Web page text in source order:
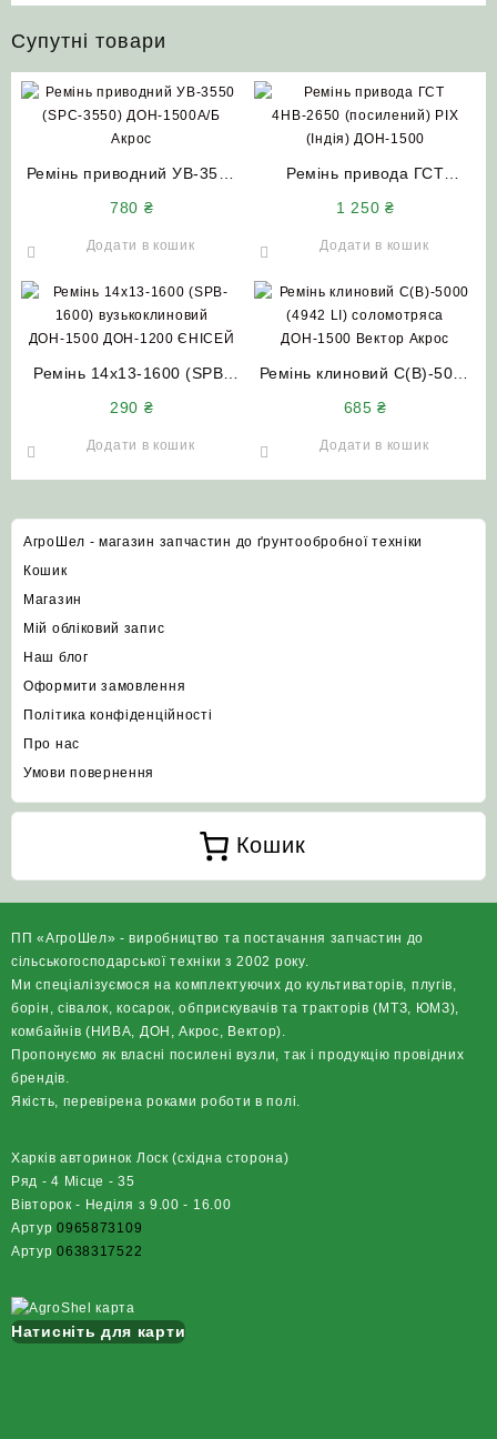
Супутні товари
Ремінь приводний УВ-3550
780 ₴
Додати в кошик
Ремінь привода ГСТ
1 250₴
Додати в кошик
Ремінь 14х13-1600 (SPB-
ЄНІСЕЙ
290 ₴
Додати в кошик
Ремінь клиновий С(В)-5000
685₴
Додати в кошик
АгроШел - магазин запчастин до ґрунтообробної техніки
Кошик
Магазин
Мій обліковий запис
Наш блог
Оформити замовлення
Політика конфіденційності
Про нас
Умови повернення
Кошик
ПП «АгроШел» - виробництво та постачання запчастин до
сільськогосподарської техніки з 2002 року.
Ми спеціалізуємося на комплектуючих до культиваторів, плугів,
борін, сівалок, косарок, обприскувачів та тракторів (МТЗ, ЮМЗ),
комбайнів (НИВА, ДОН, Акрос, Вектор).
Пропонуємо як власні посилені вузли, так і продукцію провідних
брендів.
Якість, перевірена роками роботи в полі.
Харків авторинок Лоск (східна сторона)
Ряд - 4 Місце - 35
Вівторок - Неділя з 9.00 - 16.00
Артур0965873109
Артур0638317522
Натисніть для карти